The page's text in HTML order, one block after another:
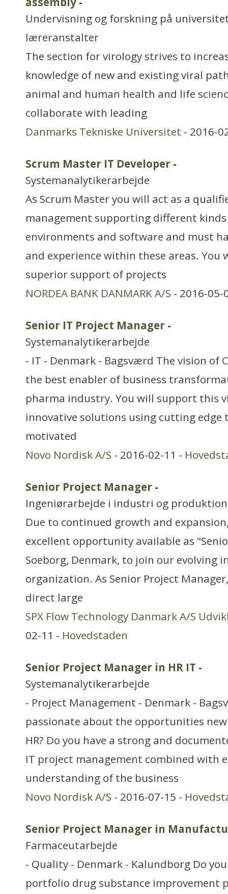
Undervisning og forskning på
læreranstalter
The section for virology strives to
knowledge of new and existing viral
animal and human health and life
collaborate with leading
Danmarks Tekniske Universitet - 2016-
Scrum Master IT Developer -
Systemanalytikerarbejde
As Scrum Master you will act as a
management supporting different
environments and software and must
and experience within these areas. You
superior support of projects
NORDEA BANK DANMARK A/S - 2016-
Senior IT Project Manager -
Systemanalytikerarbejde
- IT - Denmark - Bagsværd The vision of
the best enabler of business
pharma industry. You will support this
innovative solutions using cutting edge
motivated
Novo Nordisk A/S - 2016-02-11 -
Senior Project Manager -
Ingeniørarbejde i industri og produktion
Due to continued growth and
excellent opportunity available as
Soeborg, Denmark, to join our evolving
organization. As Senior Project
direct large
SPX Flow Technology Danmark A/S
02-11 - Hovedstaden
Senior Project Manager in HR IT -
Systemanalytikerarbejde
- Project Management - Denmark -
passionate about the opportunities
HR? Do you have a strong and
IT project management combined with
understanding of the business
Novo Nordisk A/S - 2016-07-15 -
Senior Project Manager in
Farmaceutarbejde
- Quality - Denmark - Kalundborg Do
portfolio drug substance improvement